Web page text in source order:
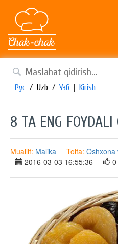
Рус / Uzb / Узб | Kirish
8 TA ENG
Muallif: Malika Toifa: Oshxona
2016-03-03 16:55:36
0